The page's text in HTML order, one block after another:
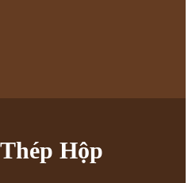
Hộp